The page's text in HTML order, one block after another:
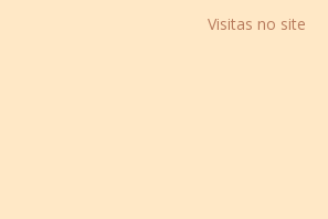
Visitas no site